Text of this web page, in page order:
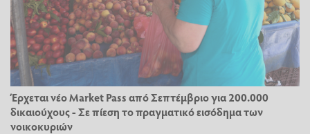
Έρχεται νέο Market Pass από Σεπτέμβριο για 200.000
δικαιούχους - Σε πίεση το πραγματικό εισόδημα των
νοικοκυριών